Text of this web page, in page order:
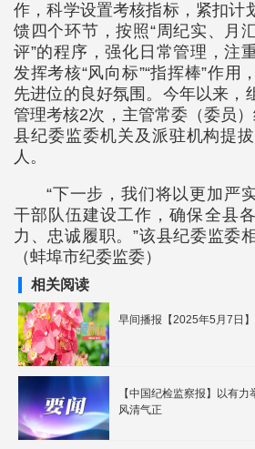
作，科学设置考核指标，紧扣计
馈四个环节，按照“周纪实、月
评”的程序，强化日常管理，注
发挥考核“风向标”“指挥棒”作用
先进位的良好氛围。今年以来，
管理考核2次，主管常委（委员
县纪委监委机关及派驻机构提
人。
“下一步，我们将以更加严
干部队伍建设工作，确保全县
力、忠诚履职。”该县纪委监委
（蚌埠市纪委监委）
相关阅读
早间播报【2025年5月7日】
【中国纪检监察报】以有力
风清气正